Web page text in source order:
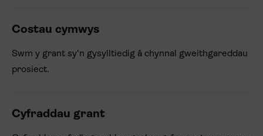
Costau cymwys
Swm y grant sy'n gysylltiedig â chynnal gweithgareddau
prosiect.
Cyfraddau grant